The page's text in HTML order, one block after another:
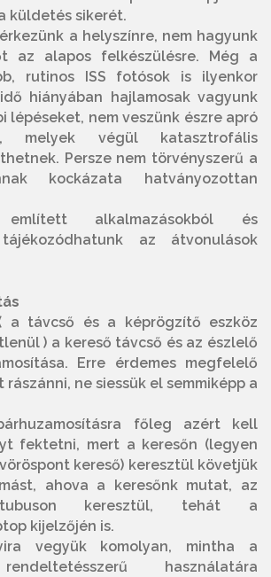
küldetés sikerét.
a helyszínre, nem hagyunk
az alapos felkészülésre. Még a
rutinos ISS fotósok is ilyenkor
hiányában hajlamosak vagyunk
lépéseket, nem veszünk észre apró
melyek végül katasztrofális
Persze nem törvényszerű a
kockázata hatványozottan
alkalmazásokból és
az átvonulások
a távcső és a képrögzítő eszköz
) a kereső távcső és az észlelő
Erre érdemes megfelelő
ne siessük el semmiképp a
főleg azért kell
fektetni, mert a keresőn (legyen
kereső) keresztül követjük
ahova a keresőnk mutat, az
keresztül, tehát a
kijelzőjén is.
vegyük komolyan, mintha a
használatára